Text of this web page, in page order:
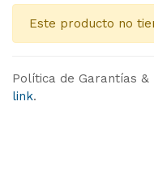
Este producto no
Política de Garantías
link.